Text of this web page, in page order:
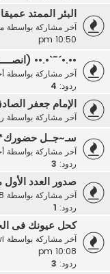
البئر الممتد
آخر مشاركة بواسطة
10:50 pm
••.•´¯`•.••
آخر مشاركة بواسطة
ردود: 4
الإمام جعفر
آخر مشاركة بواسطة
سـ~جــل حضورك*
آخر مشاركة بواسطة
ردود: 3
صدور العدد الأول
آخر مشاركة بواسطة
ردود:
كحل عيونك فى
آخر مشاركة بواسطة
10:08 pm
ردود: 3